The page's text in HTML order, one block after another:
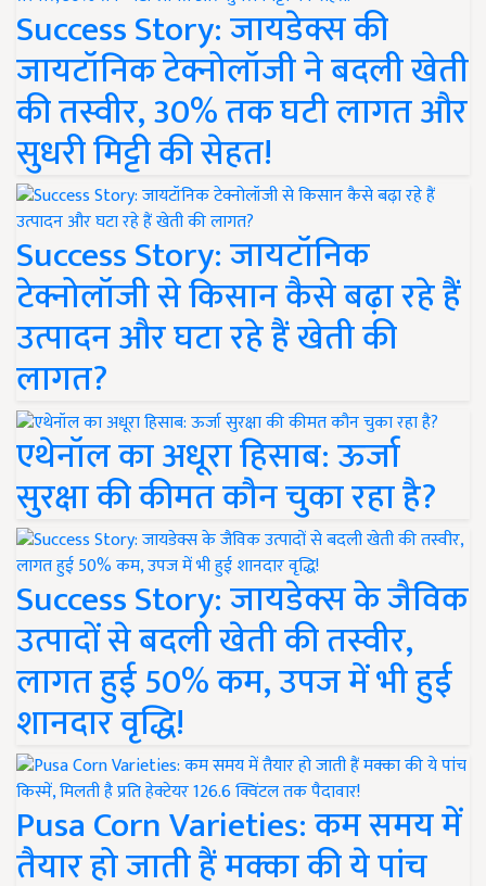
Success Story: जायडेक्स की
जायटॉनिक टेक्नोलॉजी ने बदली खेती
की तस्वीर, 30% तक घटी लागत और
सुधरी मिट्टी की सेहत!
Success Story: जायटॉनिक
टेक्नोलॉजी से किसान कैसे बढ़ा रहे हैं
उत्पादन और घटा रहे हैं खेती की
लागत?
एथेनॉल का अधूरा हिसाब: ऊर्जा
सुरक्षा की कीमत कौन चुका रहा है?
Success Story: जायडेक्स के जैविक
उत्पादों से बदली खेती की तस्वीर,
लागत हुई 50% कम, उपज में भी हुई
शानदार वृद्धि!
Pusa Corn Varieties: कम समय में
तैयार हो जाती हैं मक्का की ये पांच